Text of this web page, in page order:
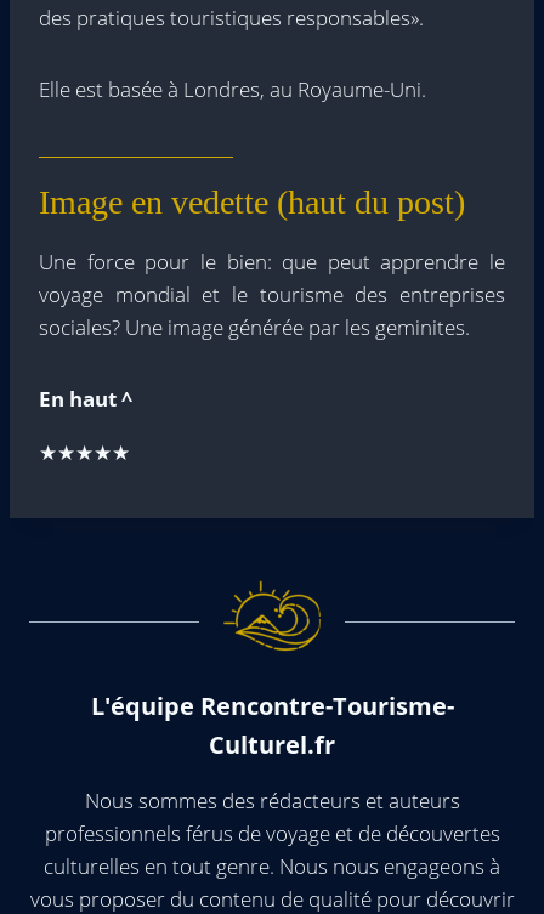
des pratiques touristiques responsables».
Elle est basée à Londres, au Royaume-Uni.
Image en vedette (haut du post)
Une force pour le bien: que peut apprendre le
voyage mondial et le tourisme des entreprises
sociales? Une image générée par les geminites.
En haut ^
★★★★★
L'équipe Rencontre-Tourisme-
Culturel.fr
Nous sommes des rédacteurs et auteurs
professionnels férus de voyage et de découvertes
culturelles en tout genre. Nous nous engageons à
vous proposer du contenu de qualité pour découvrir